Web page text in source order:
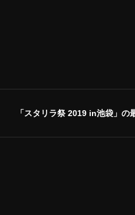
「スタリラ祭 2019 in池袋」の